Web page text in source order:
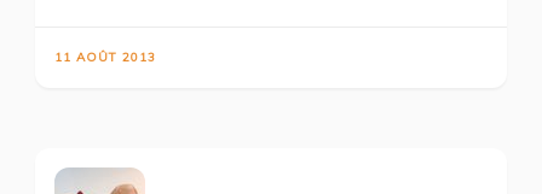
11 AOÛT 2013